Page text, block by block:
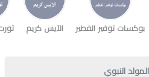
بوكسات توفير الفطير الآيس كريم
النبوي